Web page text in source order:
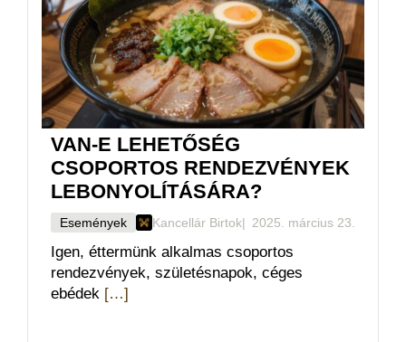
felületünkön keresztül adhatják le. A
szállítási területről és díjakról
weboldalunkon vagy telefonon
tájékozódhatnak.
Tovább olvasom
VAN-E LEHETŐSÉG
CSOPORTOS RENDEZVÉNYEK
LEBONYOLÍTÁSÁRA?
Események Kancellár Birtok 2025. március 23.
Igen, éttermünk alkalmas csoportos
rendezvények, születésnapok, céges
ebédek […]